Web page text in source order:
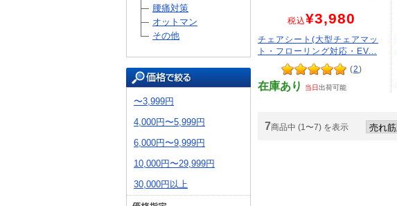
腰痛対策
オットマン
その他
〜3,999円
4,000円〜5,999円
6,000円〜9,999円
10,000円〜29,999円
30,000円以上
税込¥3,980
チェアシート(大型チェアマッ
ト・フローリング対応・EV...
(2)
在庫あり 当日出荷可能
7商品中 (1〜7) を表示